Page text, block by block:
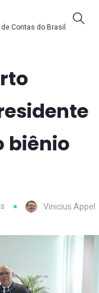
Contas do Brasil
biênio
Vinicius Appel